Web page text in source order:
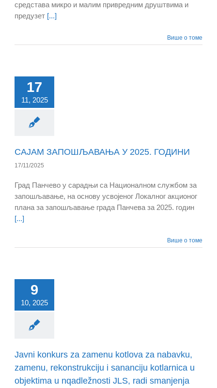
средстава микро и малим привредним друштвима и
предузет [...]
Више о томе
17
11, 2025
САЈАМ ЗАПОШЉАВАЊА У 2025. ГОДИНИ
17/11/2025
Град Панчево у сарадњи са Националном службом за
запошљавање, на основу усвојеног Локалног акционог
плана за запошљавање града Панчева за 2025. годин
[...]
Више о томе
9
10, 2025
Javni konkurs za zamenu kotlova za nabavku,
zamenu, rekonstrukciju i sananciju kotlarnica u
objektima u nqadležnosti JLS, radi smanjenja